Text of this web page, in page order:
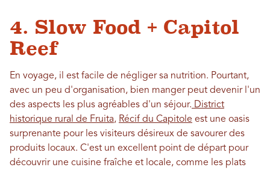
4. Slow Food + Capitol
Reef
En voyage, il est facile de négliger sa nutrition. Pourtant,
avec un peu d'organisation, bien manger peut devenir l'un
des aspects les plus agréables d'un séjour. District
historique rural de Fruita, Récif du Capitole est une oasis
surprenante pour les visiteurs désireux de savourer des
produits locaux. C'est un excellent point de départ pour
découvrir une cuisine fraîche et locale, comme les plats